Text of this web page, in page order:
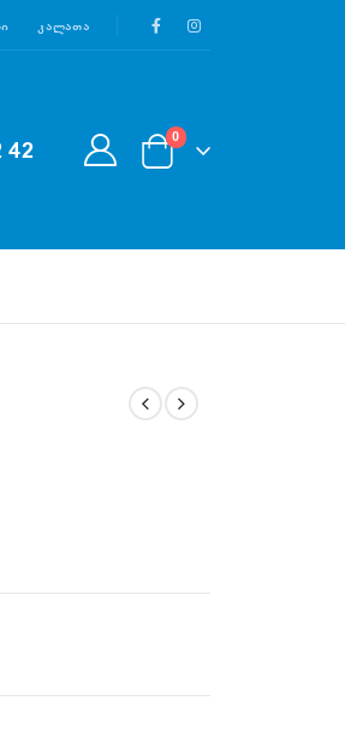
Კალათა
42 0